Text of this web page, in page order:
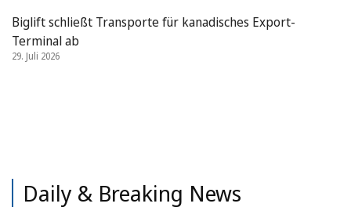
Biglift schließt Transporte für kanadisches Export-
Terminal ab
29. Juli 2026
Daily & Breaking News